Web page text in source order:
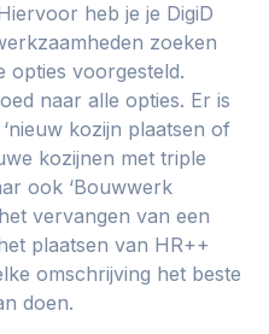
heb je je DigiD
zoeken
opties voorgesteld.
naar alle opties. Er is
kozijn plaatsen of
kozijnen met triple
ook ‘Bouwwerk
vervangen van een
plaatsen van HR++
omschrijving het beste
doen.